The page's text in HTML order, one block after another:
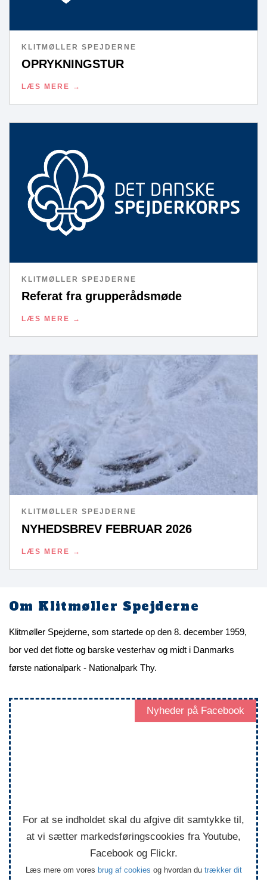
KLITMØLLER SPEJDERNE
OPRYKNINGSTUR
LÆS MERE
KLITMØLLER SPEJDERNE
Referat fra grupperådsmøde
LÆS MERE
KLITMØLLER SPEJDERNE
NYHEDSBREV FEBRUAR 2026
LÆS MERE
Om Klitmøller Spejderne
Klitmøller Spejderne, som startede op den 8. december 1959,
bor ved det flotte og barske vesterhav og midt i Danmarks
første nationalpark - Nationalpark Thy.
Nyheder på Facebook
For at se indholdet skal du afgive dit samtykke til,
at vi sætter markedsføringscookies fra Youtube,
Facebook og Flickr.
Læs mere om vores brug af cookies og hvordan du trækker dit